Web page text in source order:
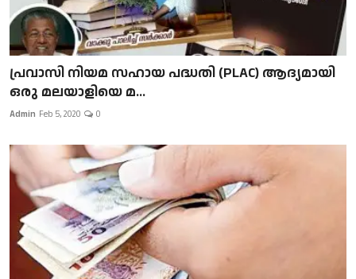
പ്രവാസി നിയമ സഹായ പദ്ധതി (PLAC) ആദ്യമായി
ഒരു മലയാളിയെ മ...
Admin Feb 5, 2020 0